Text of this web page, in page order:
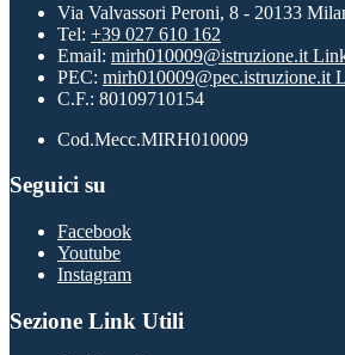
Via Valvassori Peroni, 8 - 20133
Tel: +39 027 610 162
Email: mirh010009@istruzione.it
PEC: mirh010009@pec.istruzione.it
C.F.: 80109710154
Cod.Mecc.MIRH010009
Seguici su
Facebook
Youtube
Instagram
Sezione Link Utili